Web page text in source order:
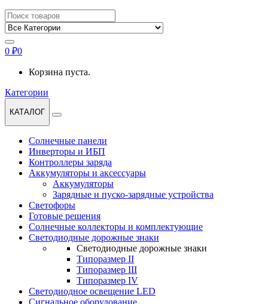
Найти:
0 ₽0
Корзина пуста.
Категории
КАТАЛОГ
Солнечные панели
Инверторы и ИБП
Контроллеры заряда
Аккумуляторы и аксессуары
Аккумуляторы
Зарядные и пуско-зарядные устройства
Светофоры
Готовые решения
Солнечные коллекторы и комплектующие
Светодиодные дорожные знаки
Светодиодные дорожные знаки
Типоразмер II
Типоразмер III
Типоразмер IV
Светодиодное освещение LED